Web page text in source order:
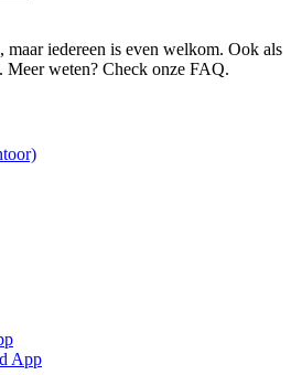
maar iedereen is even welkom. Ook als
Meer weten? Check onze FAQ.
App